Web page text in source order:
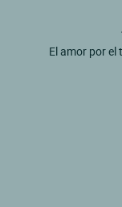
El amor por